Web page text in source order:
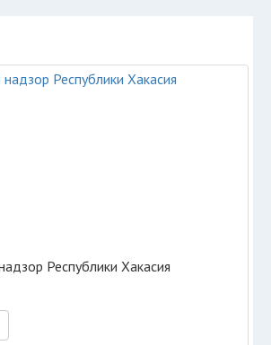
Республики Хакасия